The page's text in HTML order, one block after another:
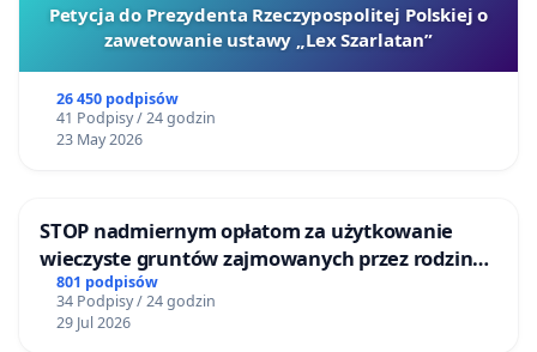
Petycja do Prezydenta Rzeczypospolitej Polskiej o
zawetowanie ustawy „Lex Szarlatan”
26 450 podpisów
41 Podpisy / 24 godzin
23 May 2026
STOP nadmiernym opłatom za użytkowanie
wieczyste gruntów zajmowanych przez rodzinne
ogrody działkowe.
801 podpisów
34 Podpisy / 24 godzin
29 Jul 2026